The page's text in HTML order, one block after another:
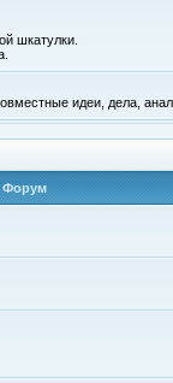
шкатулки.
идеи, дела,
Форум